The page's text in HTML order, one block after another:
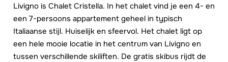
Livigno is Chalet Cristella. In het chalet vind je een 4- en
een 7-persoons appartement geheel in typisch
Italiaanse stijl. Huiselijk en sfeervol. Het chalet ligt op
een hele mooie locatie in het centrum van Livigno en
tussen verschillende skiliften. De gratis skibus rijdt de